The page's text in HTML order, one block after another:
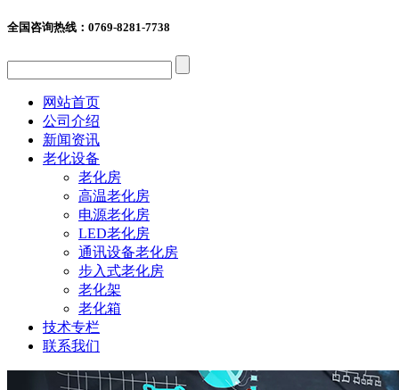
全国咨询热线： 0769-8281-7738
网站首页
公司介绍
新闻资讯
老化设备
老化房
高温老化房
电源老化房
LED老化房
通讯设备老化房
步入式老化房
老化架
老化箱
技术专栏
联系我们